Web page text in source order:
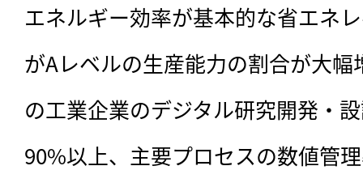
エネルギー効率が基本的な省エネ
がAレベルの生産能力の割合が大
の工業企業のデジタル研究開発・
90%以上、主要プロセスの数値管